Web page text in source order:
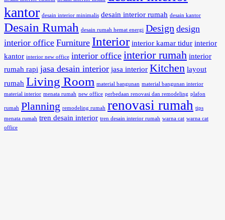
kantor desain interior minimalis desain interior rumah desain kantor
Desain Rumah desain rumah hemat energi Design design
interior office Furniture Interior interior kamar tidur interior
kantor interior new office interior office interior rumah interior
rumah rapi jasa desain interior jasa interior Kitchen layout
rumah Living Room material bangunan material bangunan interior
material interior menata rumah new office perbedaan renovasi dan remodeling plafon
rumah Planning remodeling rumah renovasi rumah tips
menata rumah tren desain interior tren desain interior rumah warna cat warna cat
office